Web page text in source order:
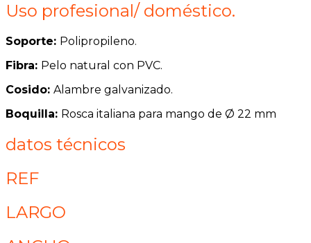
Uso profesional/ doméstico.
Soporte: Polipropileno.
Fibra: Pelo natural con PVC.
Cosido: Alambre galvanizado.
Boquilla: Rosca italiana para mango de Ø 22 mm
datos técnicos
REF
LARGO